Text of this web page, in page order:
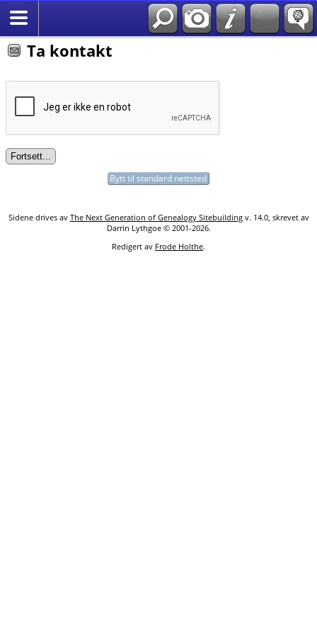
Ta kontakt
Bytt til standard nettsted
Sidene drives av The Next Generation of Genealogy Sitebuildingv. 14.0, skrevet av
Darrin Lythgoe © 2001-2026.
Redigert av Frode Holthe.